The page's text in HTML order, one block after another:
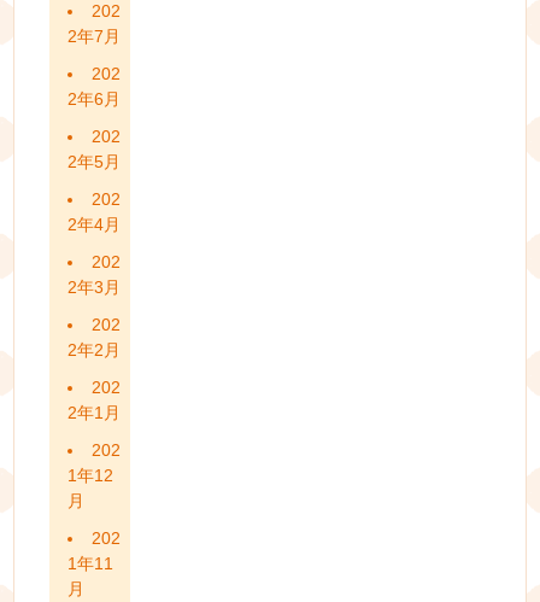
202
2年7月
202
2年6月
202
2年5月
202
2年4月
202
2年3月
202
2年2月
202
2年1月
202
1年12
月
202
1年11
月